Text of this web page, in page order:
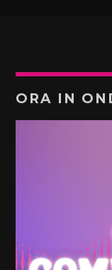
ORA IN